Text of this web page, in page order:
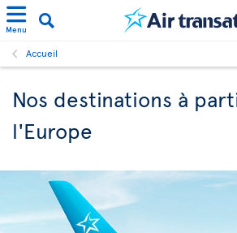
Menu
Accueil
Nos destinations à
l'Europe